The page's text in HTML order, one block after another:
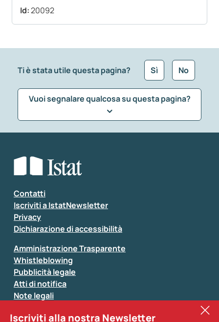
Id:20092
Ti è stata utile questa pagina? Sì No
Vuoi segnalare qualcosa su questa pagina?
Seleziona la tipologia della segnalazione
Inserisci il tuo commento
Contatti
Iscriviti a IstatNewsletter
Privacy
Dichiarazione di accessibilità
Amministrazione Trasparente
Whistleblowing
Pubblicità legale
Atti di notifica
Note legali
Sistan
Iscriviti alla nostra Newsletter